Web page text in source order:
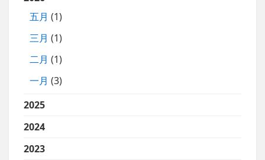
五月 (1)
三月 (1)
二月 (1)
一月 (3)
2025
2024
2023